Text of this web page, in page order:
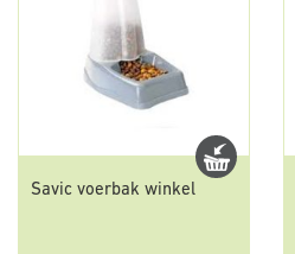
Savic voerbak winkel